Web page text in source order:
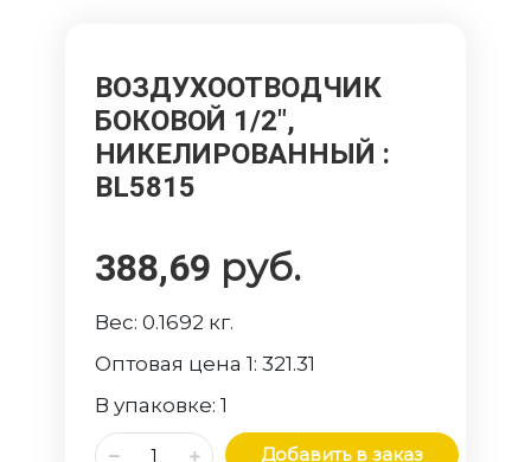
ВОЗДУХООТВОДЧИК
БОКОВОЙ 1/2",
НИКЕЛИРОВАННЫЙ :
BL5815
388,69 руб.
Вес:0.1692 кг.
Оптовая цена 1:321.31
В упаковке:1
Добавить в заказ